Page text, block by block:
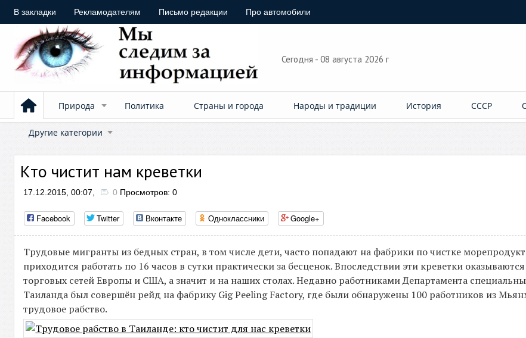
В закладки Рекламодателям Письмо редакции Про автомобили
Сегодня - 08 августа 2026 г
Природа Политика Страны и города Народы и традиции История СССР
Другие категории
Кто чистит нам креветки
17.12.2015, 00:07, 0 Просмотров: 0
Facebook Twitter Вконтакте Одноклассники Google+
Трудовые мигранты из бедных стран, в том числе дети, часто попадают на фабрики по чистке
приходится работать по 16 часов в сутки практически за бесценок. Впоследствии эти креветки
торговых сетей Европы и США, а значит и на наших столах. Недавно работниками Департамента
Таиланда был совершён рейд на фабрику Gig Peeling Factory, где были обнаружены 100 работников из
трудовое рабство.